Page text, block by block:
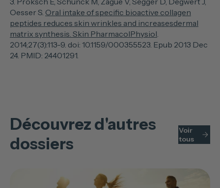
Oesser S. Oral intake of specific bioactive collagen
peptides reduces skin wrinkles and increasesdermal
matrix synthesis. Skin PharmacolPhysiol.
2014;27(3):113-9. doi: 10.1159/000355523. Epub 2013 Dec
24. PMID: 24401291.
Découvrez d'autres
dossiers
Voir
tous